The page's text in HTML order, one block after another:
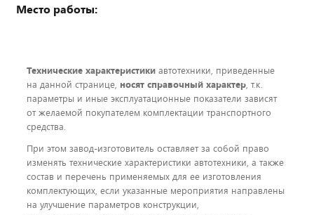
Место работы:
Технические характеристики автотехники, приведенные
на данной странице, носят справочный характер, т.к.
параметры и иные эксплуатационные показатели зависят
от желаемой покупателем комплектации транспортного
средства.
При этом завод-изготовитель оставляет за собой право
изменять технические характеристики автотехники, а также
состав и перечень применяемых для ее изготовления
комплектующих, если указанные мероприятия направлены
на улучшение параметров конструкции,